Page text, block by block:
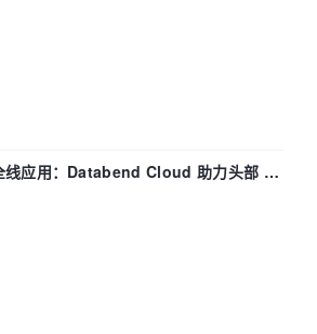
线应用：Databend Cloud 助力头部 AI
数据管道